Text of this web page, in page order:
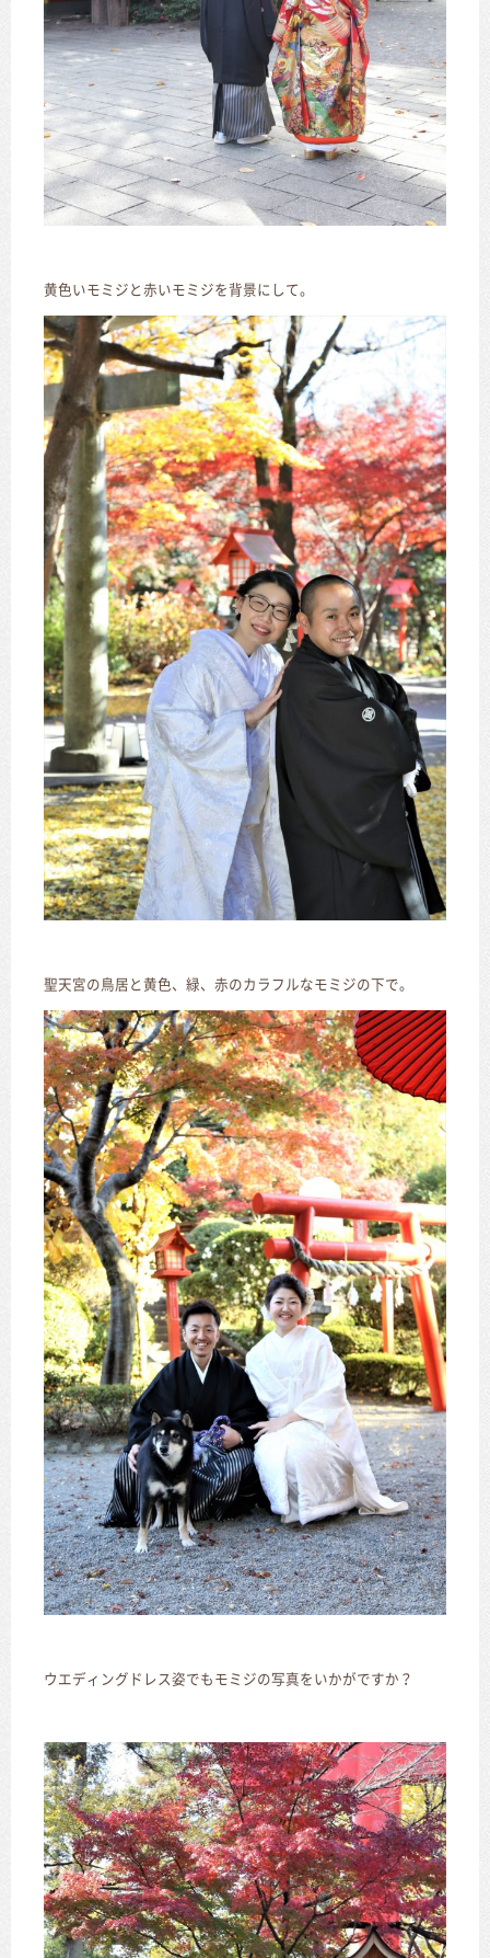
黄色いモミジと赤いモミジを背景にして。
聖天宮の鳥居と黄色、緑、赤のカラフルなモミジの下で。
ウエディングドレス姿でもモミジの写真をいかがですか？